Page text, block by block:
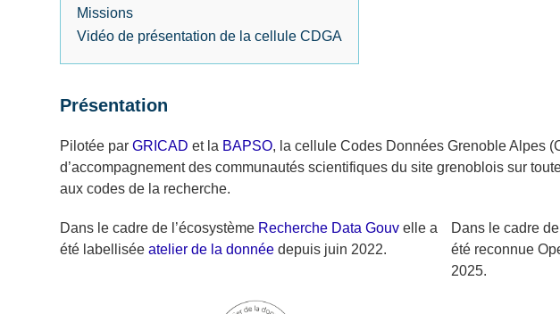
Missions
Vidéo de présentation de la cellule CDGA
Présentation
Pilotée parGRICAD et la BAPSO, la cellule Codes Données Grenoble Alpes
d’accompagnement des communautés scientifiques du site grenoblois sur
aux codes de la recherche.
Dans le cadre de l’écosystème Recherche Data Gouv elle a
été labelliséeatelier de la donnée depuis juin 2022.
Dans le cadre
été reconnue
2025.